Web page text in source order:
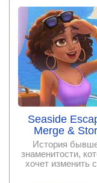
Seaside
Merge &
История
знаменитости,
хочет изменить